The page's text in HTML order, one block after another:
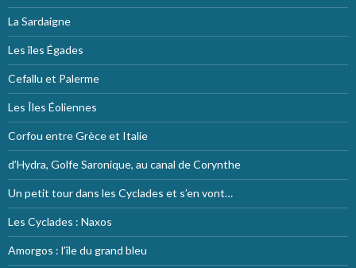
La Sardaigne
Les îles Égades
Cefallu et Palerme
Les Îles Éoliennes
Corfou entre Grèce et Italie
d’Hydra, Golfe Saronique, au canal de Corynthe
Un petit tour dans les Cyclades et s’en vont…
Les Cyclades : Naxos
Amorgos : l’île du grand bleu